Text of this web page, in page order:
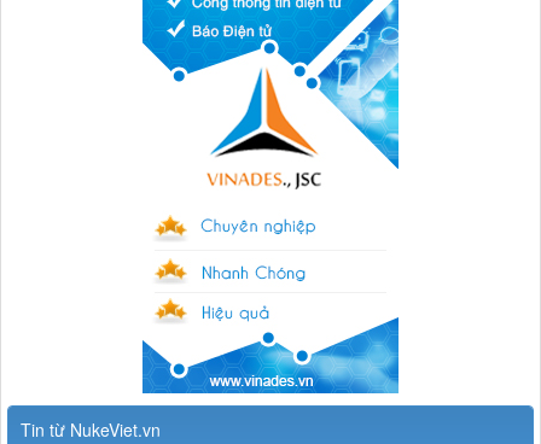
Tin từ NukeViet.vn